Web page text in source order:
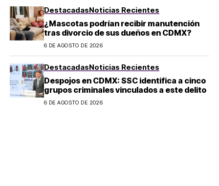
DestacadasNoticias Recientes
¿Mascotas podrían recibir manutención
tras divorcio de sus dueños en CDMX?
6 DE AGOSTO DE 2026
DestacadasNoticias Recientes
Despojos en CDMX: SSC identifica a cinco
grupos criminales vinculados a este delito
6 DE AGOSTO DE 2026